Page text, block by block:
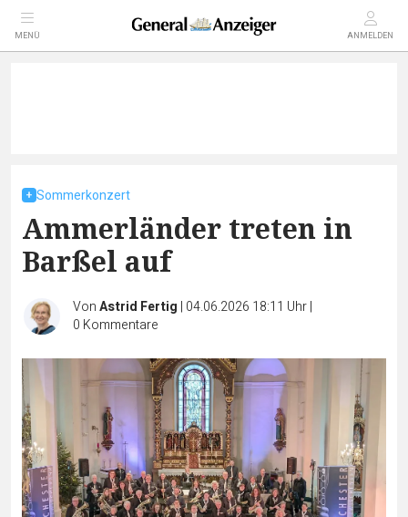
MENÜ ANMELDEN
Sommerkonzert
Ammerländer treten in
Barßel auf
VonAstrid Fertig | 04.06.2026 18:11 Uhr|
0 Kommentare